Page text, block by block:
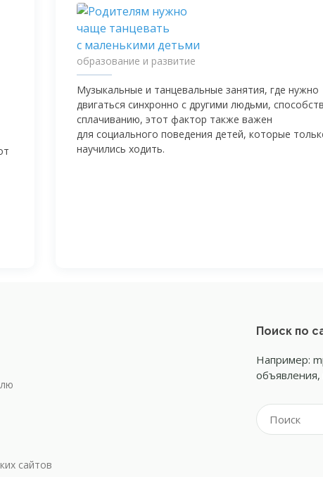
образование и развитие
Музыкальные и танцевальные занятия, где нужно
двигаться синхронно с другими людьми,
сплачиванию, этот фактор также важен
для социального поведения детей, которые
научились ходить.
сайтов
Поиск по
Например:
объявления,